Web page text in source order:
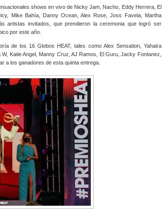
shows en vivo de Nicky Jam, Nacho, Eddy Herrera, El
Mike Bahía, Danny Ocean, Alex Rose, Joss Favela, Martha
artistas invitados, que prendieron la ceremonia que logró ser
por este año.
de los 16 Globos HEAT, tales como Alex Sensation, Yahaira
Katie Angel, Manny Cruz, AJ Ramos, El Guru, Jacky Fontanez,
a los ganadores de esta quinta entrega.